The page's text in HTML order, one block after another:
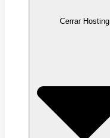
Cerrar Hosting